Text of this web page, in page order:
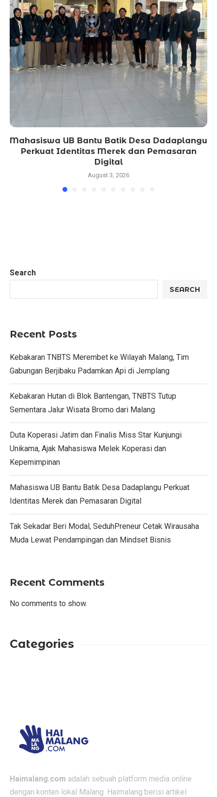
Mahasiswa UB Bantu Batik Desa Dadaplangu
Perkuat Identitas Merek dan Pemasaran
Digital
August 3, 2026
Search
SEARCH
Recent Posts
Kebakaran TNBTS Merembet ke Wilayah Malang, Tim
Gabungan Berjibaku Padamkan Api di Jemplang
Kebakaran Hutan di Blok Bantengan, TNBTS Tutup
Sementara Jalur Wisata Bromo dari Malang
Duta Koperasi Jatim dan Finalis Miss Star Kunjungi
Unikama, Ajak Mahasiswa Melek Koperasi dan
Kepemimpinan
Mahasiswa UB Bantu Batik Desa Dadaplangu Perkuat
Identitas Merek dan Pemasaran Digital
Tak Sekadar Beri Modal, SeduhPreneur Cetak Wirausaha
Muda Lewat Pendampingan dan Mindset Bisnis
Recent Comments
No comments to show.
Categories
Haimalang.com adalah sebuah platform media online
dengan konten lokal Malang. Haimalang berisi artikel